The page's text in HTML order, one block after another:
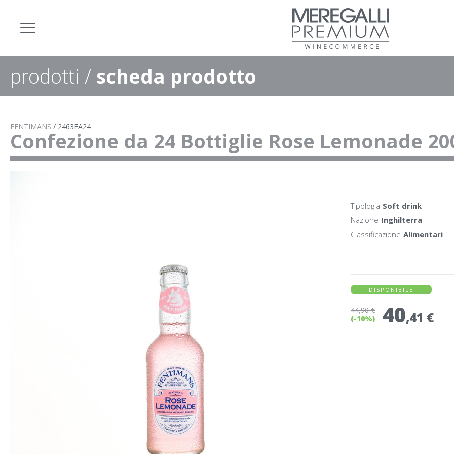
prodotti / scheda prodotto
FENTIMANS / 2463EA24
Confezione da 24 Bottiglie Rose Lemonade
Tipologia Soft drink
Nazione Inghilterra
Classificazione Alimentari
DISPONIBILE
44,90 €
(-10%)
40,41 €